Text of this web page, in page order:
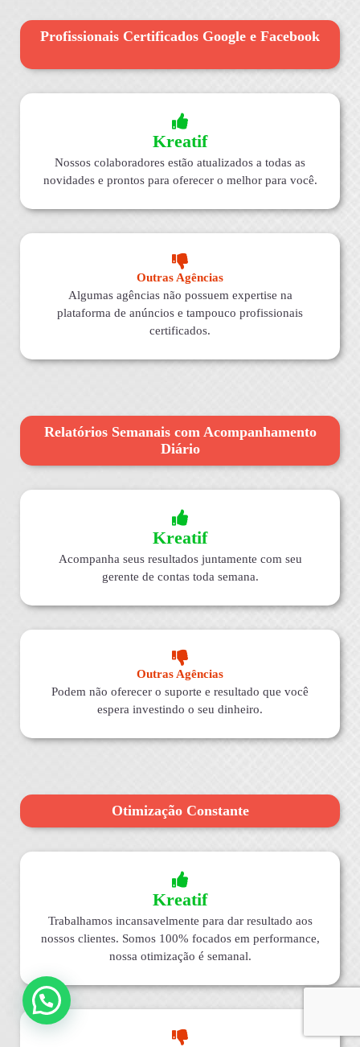
Profissionais Certificados Google e Facebook
Kreatif
Nossos colaboradores estão atualizados a todas as
novidades e prontos para oferecer o melhor para você.
Outras Agências
Algumas agências não possuem expertise na
plataforma de anúncios e tampouco profissionais
certificados.
Relatórios Semanais com Acompanhamento
Diário
Kreatif
Acompanha seus resultados juntamente com seu
gerente de contas toda semana.
Outras Agências
Podem não oferecer o suporte e resultado que você
espera investindo o seu dinheiro.
Otimização Constante
Kreatif
Trabalhamos incansavelmente para dar resultado aos
nossos clientes. Somos 100% focados em performance,
nossa otimização é semanal.